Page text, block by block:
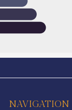
NAVIGATION